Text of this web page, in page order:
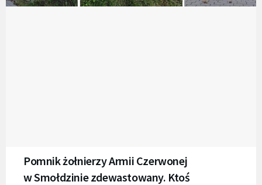
Pomnik żołnierzy Armii Czerwonej
w Smołdzinie zdewastowany. Ktoś